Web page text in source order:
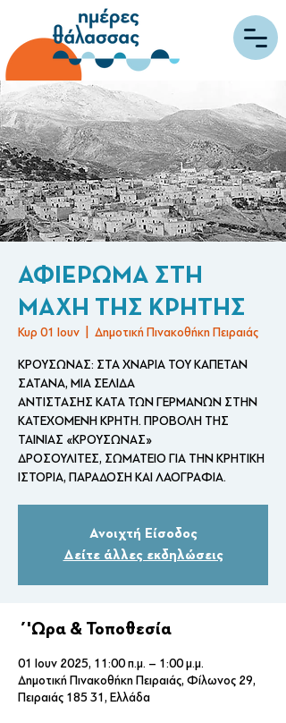
ΑΦΙΕΡΩΜΑ ΣΤΗ
ΜΑΧΗ ΤΗΣ ΚΡΗΤΗΣ
Κυρ 01 Ιουν Δημοτική Πινακοθήκη Πειραιάς
ΚΡΟΥΣΩΝΑΣ: ΣΤΑ ΧΝΑΡΙΑ ΤΟΥ ΚΑΠΕΤΑΝ
ΣΑΤΑΝΑ, ΜΙΑ ΣΕΛΙΔΑ
ΑΝΤΙΣΤΑΣΗΣ ΚΑΤΑ ΤΩΝ ΓΕΡΜΑΝΩΝ ΣΤΗΝ
ΚΑΤΕΧΟΜΕΝΗ ΚΡΗΤΗ. ΠΡΟΒΟΛΗ ΤΗΣ
ΤΑΙΝΙΑΣ «ΚΡΟΥΣΩΝΑΣ»
ΔΡΟΣΟΥΛΙΤΕΣ, ΣΩΜΑΤΕΙΟ ΓΙΑ ΤΗΝ ΚΡΗΤΙΚΗ
ΙΣΤΟΡΙΑ, ΠΑΡΑΔΟΣΗ ΚΑΙ ΛΑΟΓΡΑΦΙΑ.
Ανοιχτή Είσοδος
Δείτε άλλες εκδηλώσεις
΄'Ωρα & Τοποθεσία
01 Ιουν 2025, 11:00 π.μ. – 1:00 μ.μ.
Δημοτική Πινακοθήκη Πειραιάς, Φίλωνος 29,
Πειραιάς 185 31, Ελλάδα